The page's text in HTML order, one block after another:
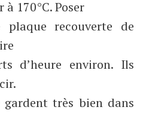
170°C. Poser
recouverte de
d’heure environ. Ils
très bien dans